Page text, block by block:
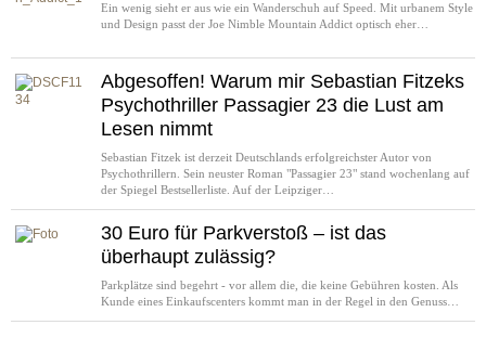
Ein wenig sieht er aus wie ein Wanderschuh auf Speed. Mit urbanem Style
und Design passt der Joe Nimble Mountain Addict optisch eher…
Abgesoffen! Warum mir Sebastian Fitzeks
Psychothriller Passagier 23 die Lust am
Lesen nimmt
Sebastian Fitzek ist derzeit Deutschlands erfolgreichster Autor von
Psychothrillern. Sein neuster Roman "Passagier 23" stand wochenlang auf
der Spiegel Bestsellerliste. Auf der Leipziger…
30 Euro für Parkverstoß – ist das
überhaupt zulässig?
Parkplätze sind begehrt - vor allem die, die keine Gebühren kosten. Als
Kunde eines Einkaufscenters kommt man in der Regel in den Genuss…